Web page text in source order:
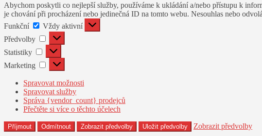
Abychom poskytli co nejlepší služby, používáme k ukládání a/nebo přístupu k
je chování při procházení nebo jedinečná ID na tomto webu. Nesouhlas nebo
Funkční
Funkční
Vždy aktivní
Předvolby
Předvolby
Statistiky Statistiky
Marketing Marketing
Spravovat možnosti
Spravovat služby
Správa {vendor_count} prodejců
Přečtěte si více o těchto účelech
Příjmout Odmítnout Zobrazit předvolby Uložit předvolby Zobrazit předvolby